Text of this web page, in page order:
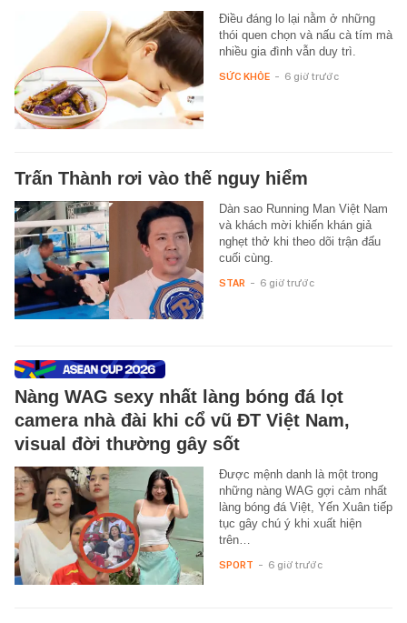
Điều đáng lo lại nằm ở những
thói quen chọn và nấu cà tím mà
nhiều gia đình vẫn duy trì.
SỨC KHỎE - 6 giờ trước
Trấn Thành rơi vào thế nguy hiểm
Dàn sao Running Man Việt Nam
và khách mời khiến khán giả
nghẹt thở khi theo dõi trận đấu
cuối cùng.
STAR - 6 giờ trước
Nàng WAG sexy nhất làng bóng đá lọt
camera nhà đài khi cổ vũ ĐT Việt Nam,
visual đời thường gây sốt
Được mệnh danh là một trong
những nàng WAG gợi cảm nhất
làng bóng đá Việt, Yến Xuân tiếp
tục gây chú ý khi xuất hiện
trên…
SPORT - 6 giờ trước